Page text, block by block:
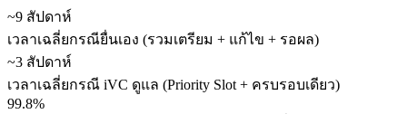
~9 สัปดาห์
เวลาเฉลี่ยกรณียื่นเอง (รวมเตรียม + แก้ไข + รอผล)
~3 สัปดาห์
เวลาเฉลี่ยกรณี iVC ดูแล (Priority Slot + ครบรอบเดียว)
99.8%